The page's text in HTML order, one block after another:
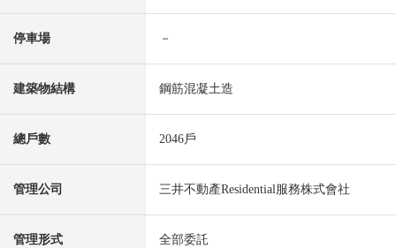
停車場 －
建築物結構 鋼筋混凝土造
總戶數 2046戶
管理公司 三井不動產Residential服務株式會社
管理形式 全部委託